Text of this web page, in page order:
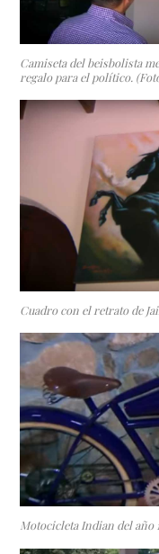
Camiseta del beisbolista
regalo para el político.
Cuadro con el retrato de
Motocicleta Indian del año